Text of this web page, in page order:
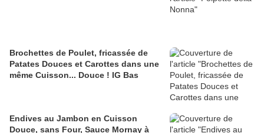
Brochettes de Poulet, fricassée de
Patates Douces et Carottes dans une
même Cuisson... Douce ! IG Bas
Endives au Jambon en Cuisson
Douce, sans Four, Sauce Mornay à